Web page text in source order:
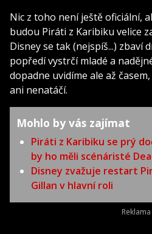
Nic z toho není ještě oficiální,
budou Piráti z Karibiku velice
Disney se tak (nejspíš...) zbaví
popředí vystrčí mladé a
dopadne uvidíme ale až
ani nenatáčí.
Mohlo by vás zajímat
Piráti z Karibiku se prý
by ho měli scénáristé
Disney zvažuje restart
Gillan v hlavní roli